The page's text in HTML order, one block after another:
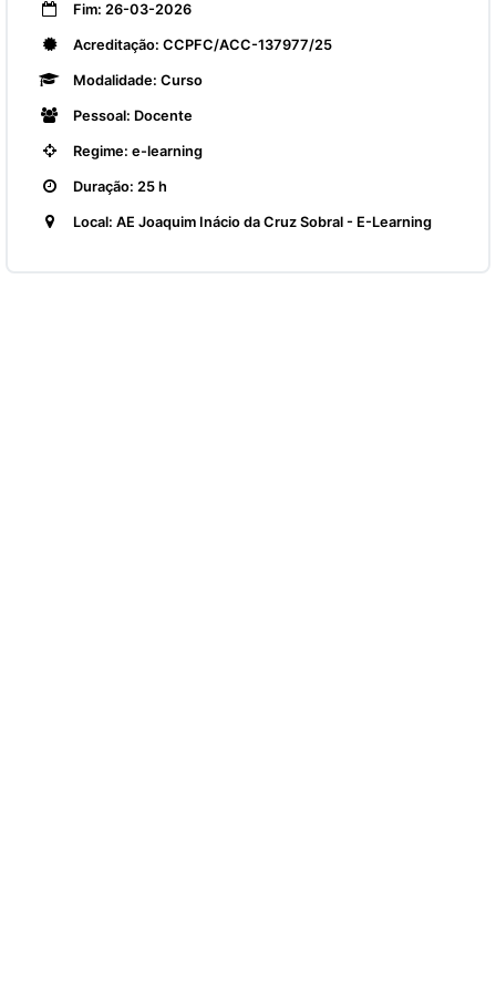
Fim: 26-03-2026
Acreditação: CCPFC/ACC-137977/25
Modalidade: Curso
Pessoal: Docente
Regime: e-learning
Duração: 25 h
Local: AE Joaquim Inácio da Cruz Sobral - E-Learning